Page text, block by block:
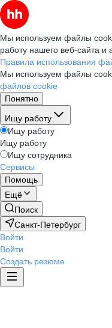
Мы используем файлы
работу нашего веб-сайта и
Правила использования
Мы используем файлы
файлов cookie
Понятно
Ищу работу
Ищу работу
Ищу работу
Ищу сотрудника
Сервисы
Помощь
Ещё
Поиск
Санкт-Петербург
Войти
Войти
Создать резюме